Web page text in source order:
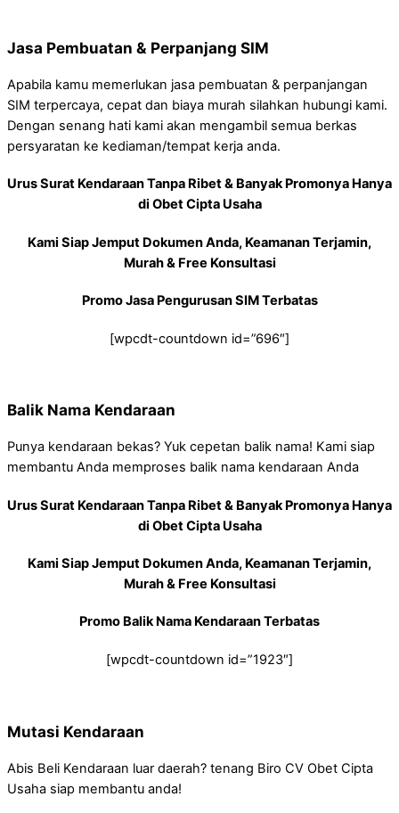
Jasa Pembuatan & Perpanjang SIM
Apabila kamu memerlukan jasa pembuatan & perpanjangan
SIM terpercaya, cepat dan biaya murah silahkan hubungi kami.
Dengan senang hati kami akan mengambil semua berkas
persyaratan ke kediaman/tempat kerja anda.
Urus Surat Kendaraan Tanpa Ribet & Banyak Promonya Hanya
di Obet Cipta Usaha
Kami Siap Jemput Dokumen Anda, Keamanan Terjamin,
Murah & Free Konsultasi
Promo Jasa Pengurusan SIM Terbatas
[wpcdt-countdown id=”696″]
Balik Nama Kendaraan
Punya kendaraan bekas? Yuk cepetan balik nama! Kami siap
membantu Anda memproses balik nama kendaraan Anda
Urus Surat Kendaraan Tanpa Ribet & Banyak Promonya Hanya
di Obet Cipta Usaha
Kami Siap Jemput Dokumen Anda, Keamanan Terjamin,
Murah & Free Konsultasi
Promo Balik Nama Kendaraan Terbatas
[wpcdt-countdown id=”1923″]
Mutasi Kendaraan
Abis Beli Kendaraan luar daerah? tenang Biro CV Obet Cipta
Usaha siap membantu anda!